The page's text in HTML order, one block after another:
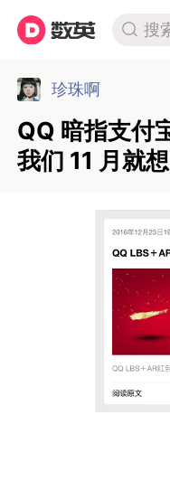
搜
珍珠啊
QQ 暗指支付
我们 11 月就